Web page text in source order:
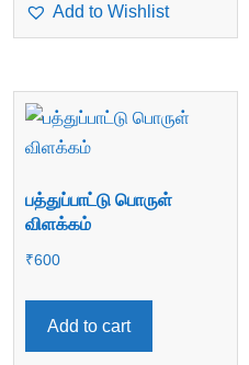
Add to Wishlist
பத்துப்பாட்டு பொருள்
விளக்கம்
₹600
Add to cart